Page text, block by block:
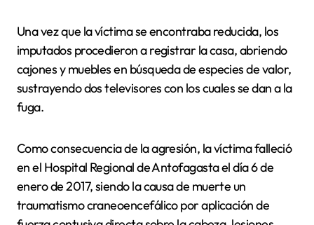
Una vez que la víctima se encontraba reducida, los
imputados procedieron a registrar la casa, abriendo
cajones y muebles en búsqueda de especies de valor,
sustrayendo dos televisores con los cuales se dan a la
fuga.
Como consecuencia de la agresión, la víctima falleció
en el Hospital Regional de Antofagasta el día 6 de
enero de 2017, siendo la causa de muerte un
traumatismo craneoencefálico por aplicación de